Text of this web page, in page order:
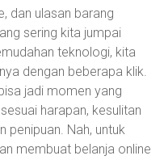
dan ulasan barang
sering kita jumpai
teknologi, kita
dengan beberapa klik.
jadi momen yang
harapan, kesulitan
penipuan. Nah, untuk
membuat belanja online